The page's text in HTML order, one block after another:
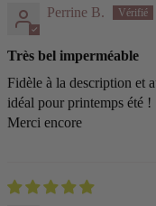
Perrine B.
Très bel imperméable
Fidèle à la description et
idéal pour printemps été !
Merci encore